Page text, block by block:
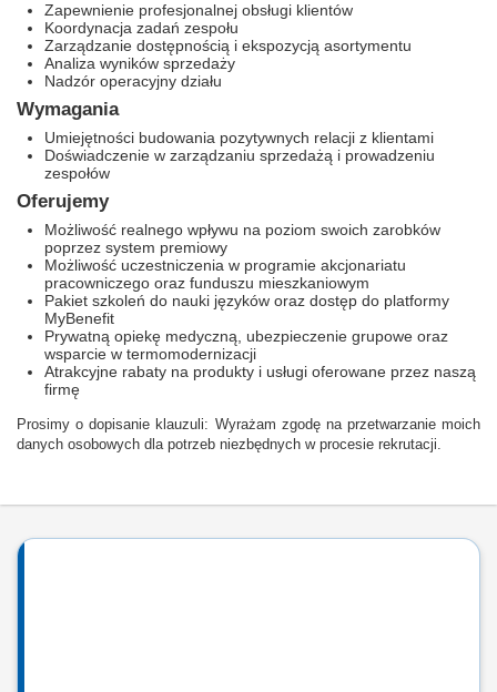
Zapewnienie profesjonalnej obsługi klientów
Koordynacja zadań zespołu
Zarządzanie dostępnością i ekspozycją asortymentu
Analiza wyników sprzedaży
Nadzór operacyjny działu
Wymagania
Umiejętności budowania pozytywnych relacji z klientami
Doświadczenie w zarządzaniu sprzedażą i prowadzeniu
zespołów
Oferujemy
Możliwość realnego wpływu na poziom swoich zarobków
poprzez system premiowy
Możliwość uczestniczenia w programie akcjonariatu
pracowniczego oraz funduszu mieszkaniowym
Pakiet szkoleń do nauki języków oraz dostęp do platformy
MyBenefit
Prywatną opiekę medyczną, ubezpieczenie grupowe oraz
wsparcie w termomodernizacji
Atrakcyjne rabaty na produkty i usługi oferowane przez naszą
firmę
Prosimy o dopisanie klauzuli: Wyrażam zgodę na przetwarzanie moich
danych osobowych dla potrzeb niezbędnych w procesie rekrutacji.